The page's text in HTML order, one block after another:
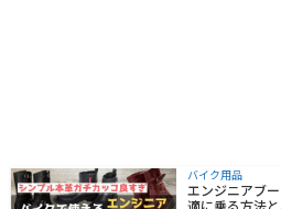
バイク用品
エンジニアブ